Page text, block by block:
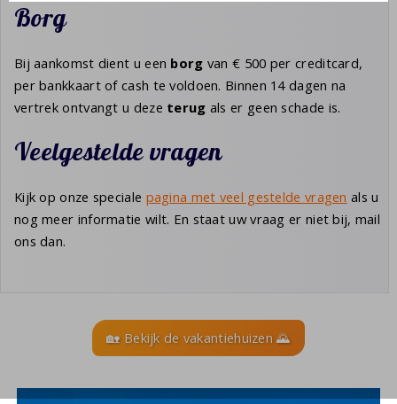
Borg
Bij aankomst dient u een borg van € 500 per creditcard,
per bankkaart of cash te voldoen. Binnen 14 dagen na
vertrek ontvangt u deze terug als er geen schade is.
Veelgestelde vragen
Kijk op onze speciale pagina met veel gestelde vragen als u
nog meer informatie wilt. En staat uw vraag er niet bij, mail
ons dan.
🏡 Bekijk de vakantiehuizen 🌄